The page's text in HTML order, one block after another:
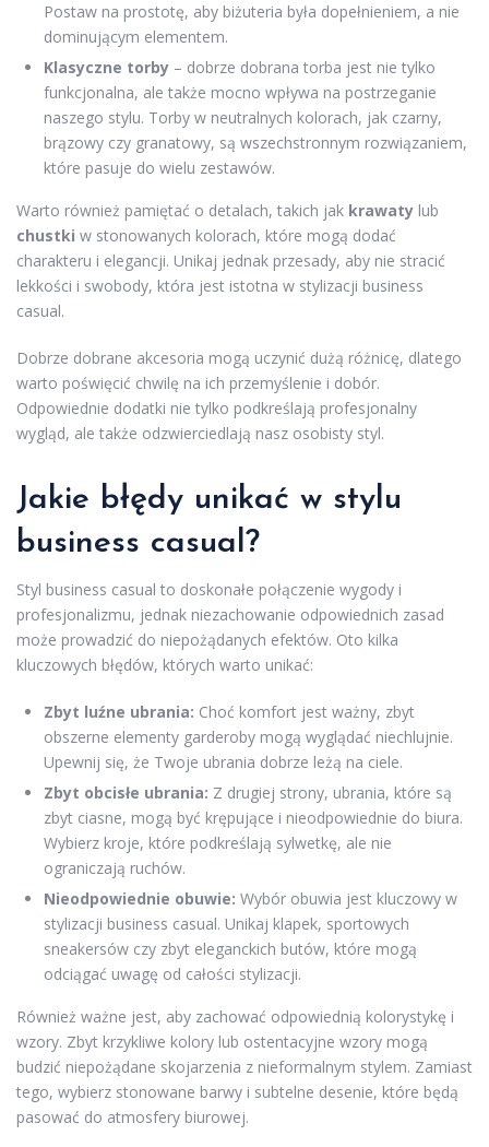
Postaw na prostotę, aby biżuteria była dopełnieniem, a nie
dominującym elementem.
Klasyczne torby – dobrze dobrana torba jest nie tylko
funkcjonalna, ale także mocno wpływa na postrzeganie
naszego stylu. Torby w neutralnych kolorach, jak czarny,
brązowy czy granatowy, są wszechstronnym rozwiązaniem,
które pasuje do wielu zestawów.
Warto również pamiętać o detalach, takich jak krawaty lub
chustki w stonowanych kolorach, które mogą dodać
charakteru i elegancji. Unikaj jednak przesady, aby nie stracić
lekkości i swobody, która jest istotna w stylizacji business
casual.
Dobrze dobrane akcesoria mogą uczynić dużą różnicę, dlatego
warto poświęcić chwilę na ich przemyślenie i dobór.
Odpowiednie dodatki nie tylko podkreślają profesjonalny
wygląd, ale także odzwierciedlają nasz osobisty styl.
Jakie błędy unikać w stylu
business casual?
Styl business casual to doskonałe połączenie wygody i
profesjonalizmu, jednak niezachowanie odpowiednich zasad
może prowadzić do niepożądanych efektów. Oto kilka
kluczowych błędów, których warto unikać:
Zbyt luźne ubrania: Choć komfort jest ważny, zbyt
obszerne elementy garderoby mogą wyglądać niechlujnie.
Upewnij się, że Twoje ubrania dobrze leżą na ciele.
Zbyt obcisłe ubrania: Z drugiej strony, ubrania, które są
zbyt ciasne, mogą być krępujące i nieodpowiednie do biura.
Wybierz kroje, które podkreślają sylwetkę, ale nie
ograniczają ruchów.
Nieodpowiednie obuwie: Wybór obuwia jest kluczowy w
stylizacji business casual. Unikaj klapek, sportowych
sneakersów czy zbyt eleganckich butów, które mogą
odciągać uwagę od całości stylizacji.
Również ważne jest, aby zachować odpowiednią kolorystykę i
wzory. Zbyt krzykliwe kolory lub ostentacyjne wzory mogą
budzić niepożądane skojarzenia z nieformalnym stylem. Zamiast
tego, wybierz stonowane barwy i subtelne desenie, które będą
pasować do atmosfery biurowej.